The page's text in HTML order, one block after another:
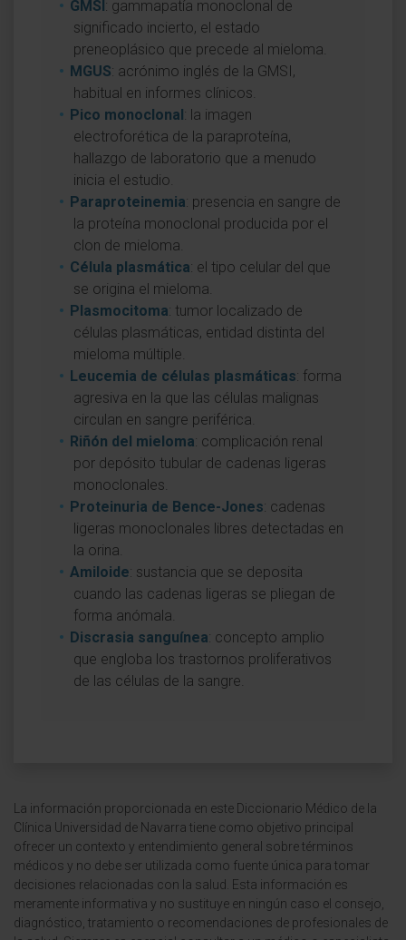
GMSI : gammapatía monoclonal de
significado incierto, el estado
preneoplásico que precede al mieloma.
MGUS: acrónimo inglés de la GMSI,
habitual en informes clínicos.
Pico monoclonal: la imagen
electroforética de la paraproteína,
hallazgo de laboratorio que a menudo
inicia el estudio.
Paraproteinemia: presencia en sangre de
la proteína monoclonal producida por el
clon de mieloma.
Célula plasmática: el tipo celular del que
se origina el mieloma.
Plasmocitoma: tumor localizado de
células plasmáticas, entidad distinta del
mieloma múltiple.
Leucemia de células plasmáticas: forma
agresiva en la que las células malignas
circulan en sangre periférica.
Riñón del mieloma: complicación renal
por depósito tubular de cadenas ligeras
monoclonales.
Proteinuria de Bence-Jones: cadenas
ligeras monoclonales libres detectadas en
la orina.
Amiloide: sustancia que se deposita
cuando las cadenas ligeras se pliegan de
forma anómala.
Discrasia sanguínea: concepto amplio
que engloba los trastornos proliferativos
de las células de la sangre.
La información proporcionada en este Diccionario Médico de la
Clínica Universidad de Navarra tiene como objetivo principal
ofrecer un contexto y entendimiento general sobre términos
médicos y no debe ser utilizada como fuente única para tomar
decisiones relacionadas con la salud. Esta información es
meramente informativa y no sustituye en ningún caso el consejo,
diagnóstico, tratamiento o recomendaciones de profesionales de